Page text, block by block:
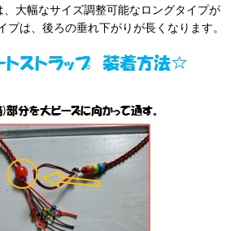
大幅なサイズ調整可能なロングタイプが
プは、後ろの垂れ下がりが長くなります。